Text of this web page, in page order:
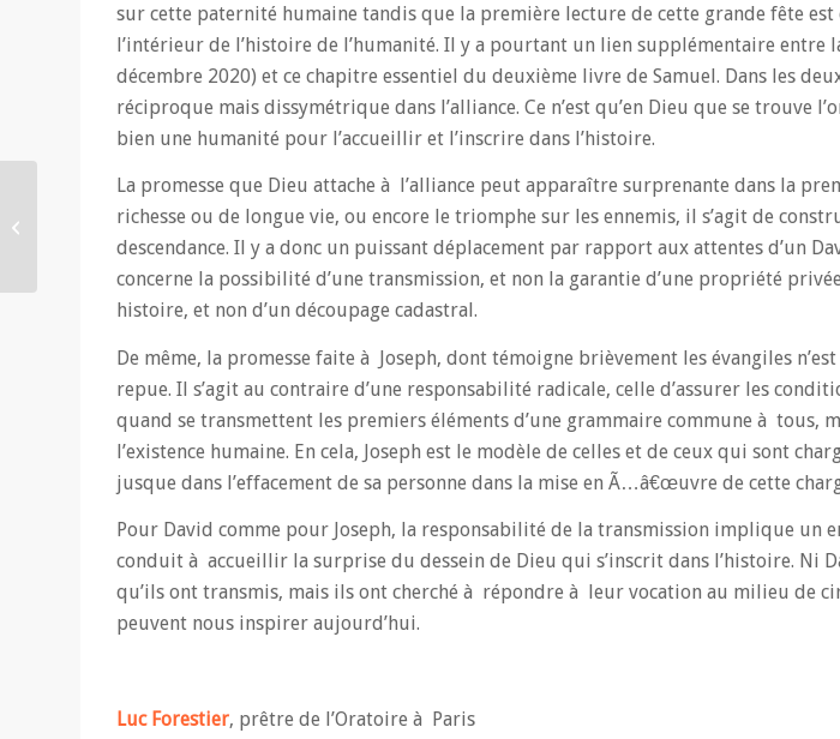
sur cette paternité humaine tandis que la première lecture de cette grande fête
l’intérieur de l’histoire de l’humanité. Il y a pourtant un lien supplémentaire entre
décembre 2020) et ce chapitre essentiel du deuxième livre de Samuel. Dans les
réciproque mais dissymétrique dans l’alliance. Ce n’est qu’en Dieu que se trouve
bien une humanité pour l’accueillir et l’inscrire dans l’histoire.
La promesse que Dieu attache à l’alliance peut apparaître surprenante dans la
richesse ou de longue vie, ou encore le triomphe sur les ennemis, il s’agit de
descendance. Il y a donc un puissant déplacement par rapport aux attentes d’un
concerne la possibilité d’une transmission, et non la garantie d’une propriété
histoire, et non d’un découpage cadastral.
De même, la promesse faite à Joseph, dont témoigne brièvement les évangiles
repue. Il s’agit au contraire d’une responsabilité radicale, celle d’assurer les
quand se transmettent les premiers éléments d’une grammaire commune à tous,
l’existence humaine. En cela, Joseph est le modèle de celles et de ceux qui sont
jusque dans l’effacement de sa personne dans la mise en Ã…â€œuvre de cette
Pour David comme pour Joseph, la responsabilité de la transmission implique un
conduit à accueillir la surprise du dessein de Dieu qui s’inscrit dans l’histoire. Ni
qu’ils ont transmis, mais ils ont cherché à répondre à leur vocation au milieu de
peuvent nous inspirer aujourd’hui.
Luc Forestier, prêtre de l’Oratoire à Paris
Interview du père
IsraÃƒ «l Mensah dans
La Croix du Bénin